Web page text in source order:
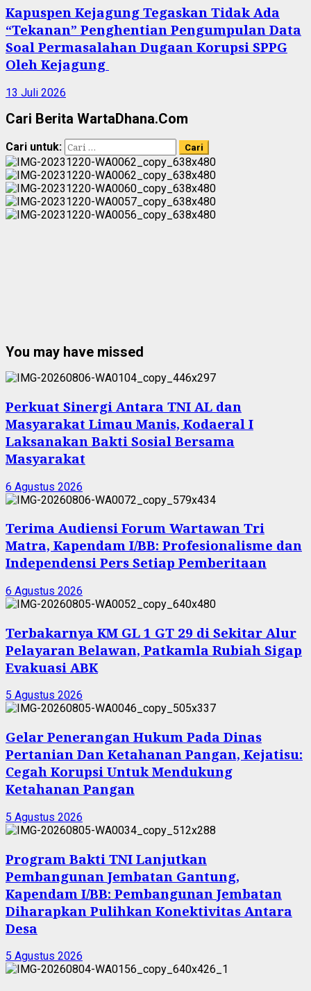
Kapuspen Kejagung Tegaskan Tidak Ada
“Tekanan” Penghentian Pengumpulan Data
Soal Permasalahan Dugaan Korupsi SPPG
Oleh Kejagung
13 Juli 2026
Cari Berita WartaDhana.Com
Cari untuk:
You may have missed
Perkuat Sinergi Antara TNI AL dan
Masyarakat Limau Manis, Kodaeral I
Laksanakan Bakti Sosial Bersama
Masyarakat
6 Agustus 2026
Terima Audiensi Forum Wartawan Tri
Matra, Kapendam I/BB: Profesionalisme dan
Independensi Pers Setiap Pemberitaan
6 Agustus 2026
Terbakarnya KM GL 1 GT 29 di Sekitar Alur
Pelayaran Belawan, Patkamla Rubiah Sigap
Evakuasi ABK
5 Agustus 2026
Gelar Penerangan Hukum Pada Dinas
Pertanian Dan Ketahanan Pangan, Kejatisu:
Cegah Korupsi Untuk Mendukung
Ketahanan Pangan
5 Agustus 2026
Program Bakti TNI Lanjutkan
Pembangunan Jembatan Gantung,
Kapendam I/BB: Pembangunan Jembatan
Diharapkan Pulihkan Konektivitas Antara
Desa
5 Agustus 2026